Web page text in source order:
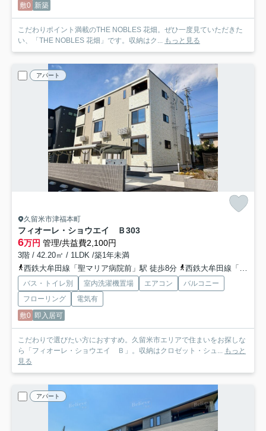
敷0 新築
こだわりポイント満載のTHE NOBLES 花畑。ぜひ一度見ていただきた
い、「THE NOBLES 花畑」です。収納はク...
もっと見る
アパート
久留米市津福本町
フィオーレ・ショウエイ Ｂ303
6万円 管理/共益費2,100円
3階 / 42.20㎡ / 1LDK /築1年未満
西鉄大牟田線「聖マリア病院前」駅 徒歩8分
西鉄大牟田線「花畑」駅 徒歩14分
バス・トイレ別 室内洗濯機置場 エアコン
バルコニー
フローリング
電気有
敷0 即入居可
こだわりで選びたい方におすすめ。久留米市エリアで住まいをお探しな
ら「フィオーレ・ショウエイ Ｂ」。収納はクロゼット・シュ...
もっと
見る
アパート